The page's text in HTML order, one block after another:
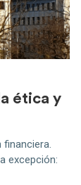
ética y
financiera.
excepción: